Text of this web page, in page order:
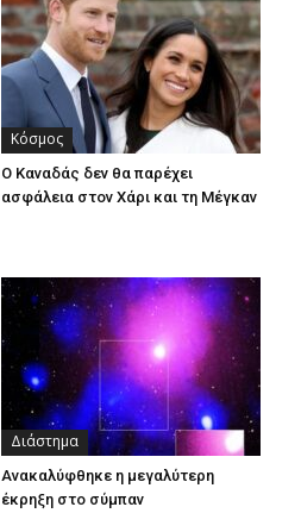
Κόσμος
Ο Καναδάς δεν θα παρέχει
ασφάλεια στον Χάρι και τη Μέγκαν
Διάστημα
Ανακαλύφθηκε η μεγαλύτερη
έκρηξη στο σύμπαν